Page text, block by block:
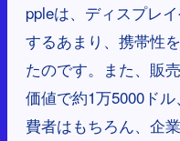
ppleは、ディスプレ
するあまり、携帯性
たのです。また、販
価値で約1万5000ド
費者はもちろん、企